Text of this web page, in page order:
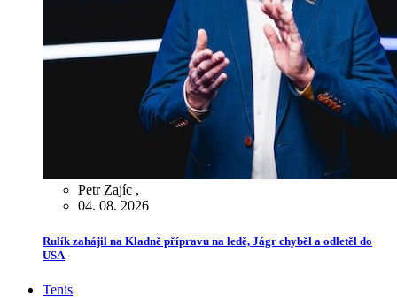
Petr Zajíc ,
04. 08. 2026
Rulík zahájil na Kladně přípravu na ledě, Jágr chyběl a odletěl do
USA
Tenis